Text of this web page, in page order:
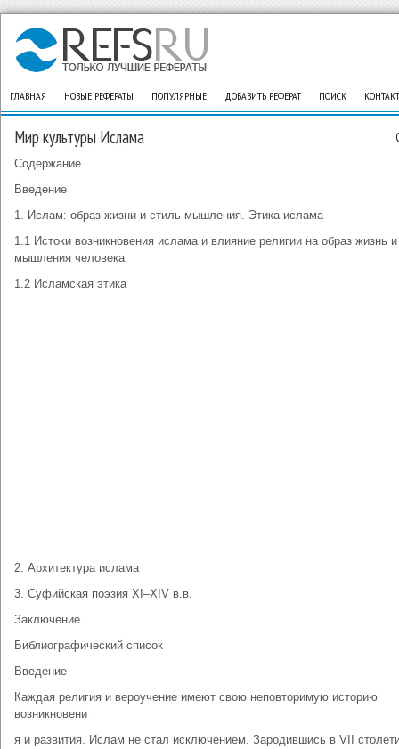
ГЛАВНАЯ НОВЫЕ РЕФЕРАТЫ ПОПУЛЯРНЫЕ ДОБАВИТЬ РЕФЕРАТ ПОИСК
Мир культуры Ислама
Содержание
Введение
1. Ислам: образ жизни и стиль мышления. Этика ислама
1.1 Истоки возникновения ислама и влияние религии на образ жизнь
мышления человека
1.2 Исламская этика
2. Архитектура ислама
3. Суфийская поэзия XI–XIV в.в.
Заключение
Библиографический список
Введение
Каждая религия и вероучение имеют свою неповторимую историю
возникновени
я и развития. Ислам не стал исключением. Зародившись в VII